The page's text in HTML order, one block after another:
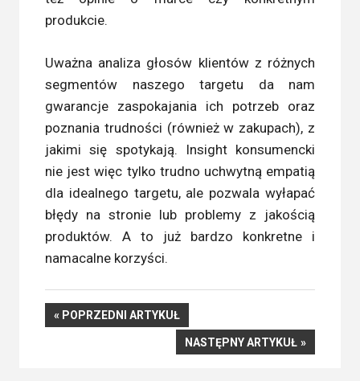
produkcie.
Uważna analiza głosów klientów z różnych
segmentów naszego targetu da nam
gwarancje zaspokajania ich potrzeb oraz
poznania trudności (również w zakupach), z
jakimi się spotykają. Insight konsumencki
nie jest więc tylko trudno uchwytną empatią
dla idealnego targetu, ale pozwala wyłapać
błędy na stronie lub problemy z jakością
produktów. A to już bardzo konkretne i
namacalne korzyści.
Nawigacja
POPRZEDNI
POPRZEDNI ARTYKUŁ
NASTĘPNY
NASTĘPNY ARTYKUŁ